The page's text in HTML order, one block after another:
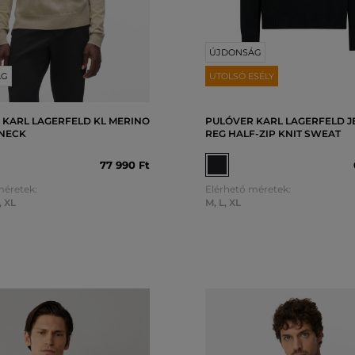
LAGERFELD KL MERINO
77 990 Ft
, XL
ÚJDONSÁG
UTOLSÓ ESÉLY
PULÓVER KARL LAGERFELD
REG HALF-ZIP KNIT SWEAT
Elérhető méretek:
M, L, XL